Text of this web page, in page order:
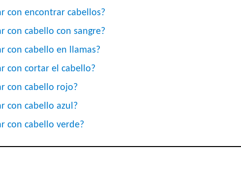
con encontrar cabellos?
con cabello con sangre?
con cabello en llamas?
con cortar el cabello?
con cabello rojo?
con cabello azul?
con cabello verde?